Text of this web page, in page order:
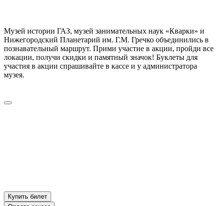
Музей истории ГАЗ, музей занимательных наук «Кварки» и
Нижегородский Планетарий им. Г.М. Гречко объединились в
познавательный маршрут. Прими участие в акции, пройди все
локации, получи скидки и памятный значок! Буклеты для
участия в акции спрашивайте в кассе и у администратора
музея.
Купить билет